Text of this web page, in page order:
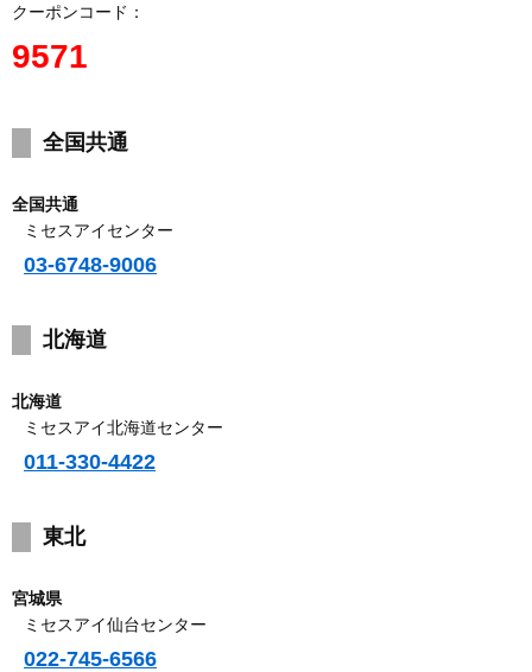
クーポンコード：
9571
全国共通
全国共通
ミセスアイセンター
03-6748-9006
北海道
北海道
ミセスアイ北海道センター
011-330-4422
東北
宮城県
ミセスアイ仙台センター
022-745-6566